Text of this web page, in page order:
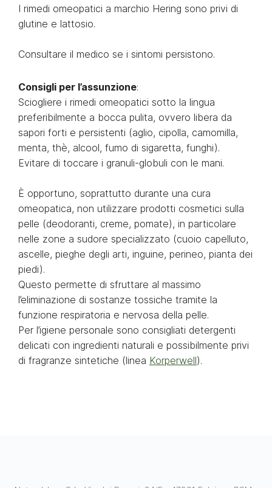
I rimedi omeopatici a marchio Hering sono privi di
glutine e lattosio.
Consultare il medico se i sintomi persistono.
Consigli per l’assunzione:
Sciogliere i rimedi omeopatici sotto la lingua
preferibilmente a bocca pulita, ovvero libera da
sapori forti e persistenti (aglio, cipolla, camomilla,
menta, thè, alcool, fumo di sigaretta, funghi).
Evitare di toccare i granuli-globuli con le mani.
È opportuno, soprattutto durante una cura
omeopatica, non utilizzare prodotti cosmetici sulla
pelle (deodoranti, creme, pomate), in particolare
nelle zone a sudore specializzato (cuoio capelluto,
ascelle, pieghe degli arti, inguine, perineo, pianta dei
piedi).
Questo permette di sfruttare al massimo
l’eliminazione di sostanze tossiche tramite la
funzione respiratoria e nervosa della pelle.
Per l’igiene personale sono consigliati detergenti
delicati con ingredienti naturali e possibilmente privi
di fragranze sintetiche (linea Korperwell).